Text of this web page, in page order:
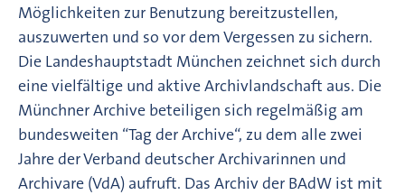
Möglichkeiten zur Benutzung bereitzustellen,
auszuwerten und so vor dem Vergessen zu sichern.
Die Landeshauptstadt München zeichnet sich durch
eine vielfältige und aktive Archivlandschaft aus. Die
Münchner Archive beteiligen sich regelmäßig am
bundesweiten “Tag der Archive“, zu dem alle zwei
Jahre der Verband deutscher Archivarinnen und
Archivare (VdA) aufruft. Das Archiv der BAdW ist mit